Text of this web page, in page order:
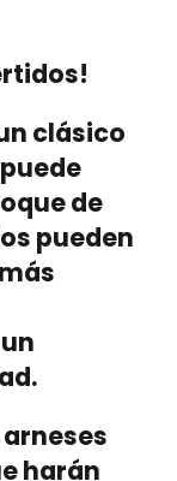
clásico
de
pueden
harán